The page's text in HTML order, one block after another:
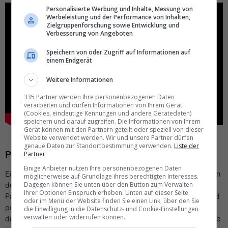
Pilot verweigert Start wegen Pöbel-Passagier
Ein 53-jähriger Deutscher verhinderte mit aggressivem Verhalten
den pünktlichen Start einer Boeing 737 ab Bremen Richtung
Palma de Mallorca. Der Mann ignorierte Sicherheitshinweise und
pöbelte die Kabinen-Crew derart an, dass der Pilot kurzerhand
die Startposition verliess und zum Gate zurückrollte. Dort wartete
Personalisierte Werbung und Inhalte, Messung von
Werbeleistung und der Performance von Inhalten,
Zielgruppenforschung sowie Entwicklung und
Verbesserung von Angeboten
Speichern von oder Zugriff auf Informationen auf
einem Endgerät
Weitere Informationen
335 Partner werden Ihre personenbezogenen Daten
verarbeiten und dürfen Informationen von Ihrem Gerät
(Cookies, eindeutige Kennungen und andere Gerätedaten)
speichern und darauf zugreifen. Die Informationen von Ihrem
Gerät können mit den Partnern geteilt oder speziell von dieser
Website verwendet werden. Wir und unsere Partner dürfen
genaue Daten zur Standortbestimmung verwenden. Liste der
Partner
Einige Anbieter nutzen Ihre personenbezogenen Daten
möglicherweise auf Grundlage ihres berechtigten Interesses.
Dagegen können Sie unten über den Button zum Verwalten
Ihrer Optionen Einspruch erheben. Unten auf dieser Seite
oder im Menü der Website finden Sie einen Link, über den Sie
die Einwilligung in die Datenschutz- und Cookie-Einstellungen
verwalten oder widerrufen können.